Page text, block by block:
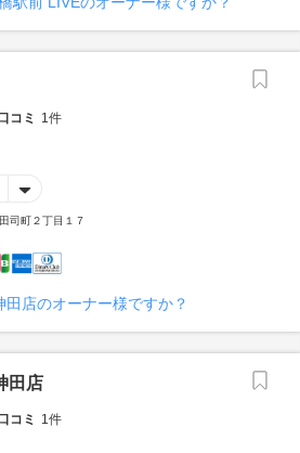
コミ 1件
司町２丁目１７
田店のオーナー様ですか？
田店
コミ 1件